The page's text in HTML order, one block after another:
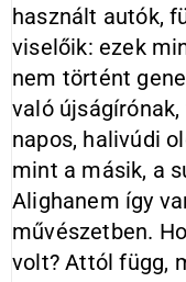
használt autók,
viselőik: ezek
nem történt
való
napos, halivúdi
mint a másik, a
Alighanem így
művészetben.
volt? Attól függ,